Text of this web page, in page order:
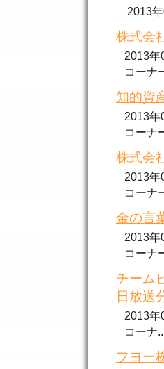
2013
株式会
2013年
コーナ
知的資
2013年
コーナ
株式会
2013年
コーナ
金の言
2013年
コーナ
チーム
日放送
2013年
コーナ
フヨー